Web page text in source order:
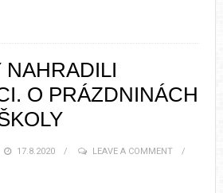
O PRÁZDNINÁCH
17.8.2020
LEAVE A COMMENT